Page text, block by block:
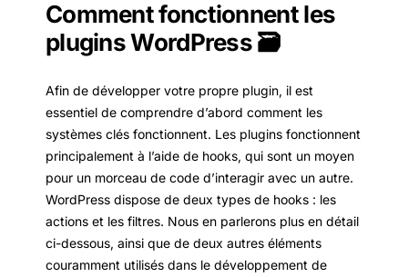
Comment fonctionnent les
plugins WordPress 🗃
Afin de développer votre propre plugin, il est
essentiel de comprendre d’abord comment les
systèmes clés fonctionnent. Les plugins fonctionnent
principalement à l’aide de hooks, qui sont un moyen
pour un morceau de code d’interagir avec un autre.
WordPress dispose de deux types de hooks : les
actions et les filtres. Nous en parlerons plus en détail
ci-dessous, ainsi que de deux autres éléments
couramment utilisés dans le développement de